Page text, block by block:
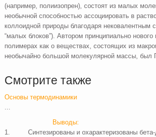
(например, полиизопрен), состоят из малых
необычной способностью ассоциировать в
коллоидной природы благодаря нековалентным
“малых блоков”). Автором принципиально нового
полимерах как о веществах, состоящих из
необычайно большой молекулярной массы, был
Смотрите также
Основы термодинамики
...
Выводы:
1. Синтезированы и охарактеризованы бета-